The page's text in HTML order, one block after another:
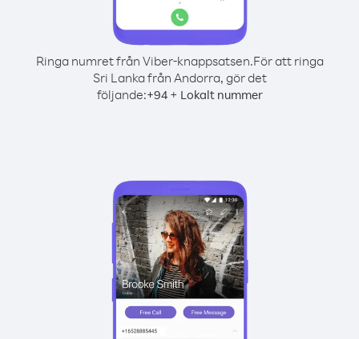
Ringa numret från Viber-knappsatsen.För att ringa
Sri Lanka från Andorra, gör det
följande:+94+ Lokalt nummer